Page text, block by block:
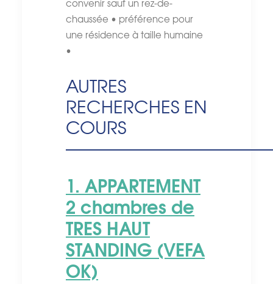
convenir sauf un rez-de-
chaussée • préférence pour
une résidence à taille humaine
•
AUTRES
RECHERCHES EN
COURS
1. APPARTEMENT
2 chambres de
TRES HAUT
STANDING (VEFA
OK)